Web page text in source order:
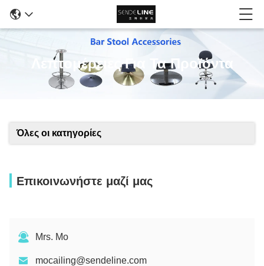
Λεπτομέρειες Για Τα Προϊόντα
Όλες οι κατηγορίες
Επικοινωνήστε μαζί μας
Mrs. Mo
mocailing@sendeline.com